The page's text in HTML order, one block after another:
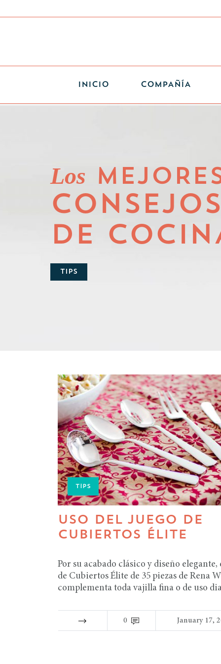
INICIO COMPAÑÍA
Los
DE
TIPS
TIPS
USO DEL JUEGO DE
CUBIERTOS ÉLITE
Por su acabado clásico y diseño elegante,
de Cubiertos Élite de 35 piezas de Rena
complementa toda vajilla fina o de uso
0 January 17,